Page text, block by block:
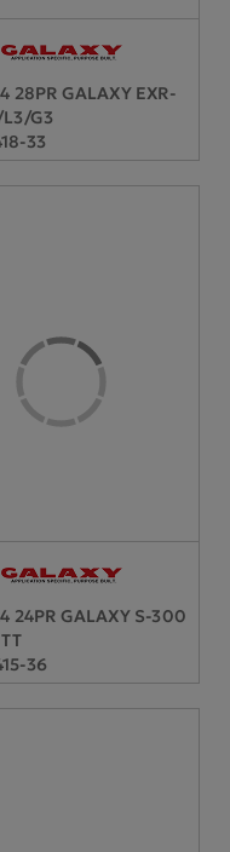
28PR GALAXY EXR-
G3
33
24PR GALAXY S-300
36